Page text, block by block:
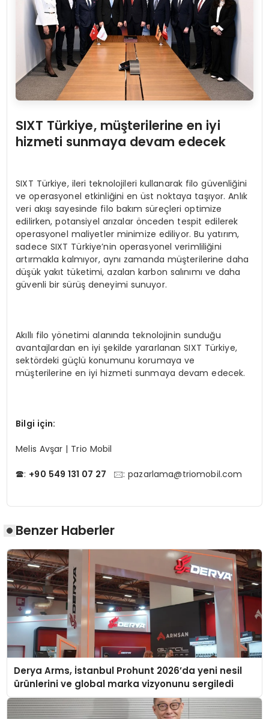
SIXT Türkiye, müşterilerine en iyi
hizmeti sunmaya devam edecek
SIXT Türkiye, ileri teknolojileri kullanarak filo güvenliğini
ve operasyonel etkinliğini en üst noktaya taşıyor. Anlık
veri akışı sayesinde filo bakım süreçleri optimize
edilirken, potansiyel arızalar önceden tespit edilerek
operasyonel maliyetler minimize ediliyor. Bu yatırım,
sadece SIXT Türkiye’nin operasyonel verimliliğini
artırmakla kalmıyor, aynı zamanda müşterilerine daha
düşük yakıt tüketimi, azalan karbon salınımı ve daha
güvenli bir sürüş deneyimi sunuyor.
Akıllı filo yönetimi alanında teknolojinin sunduğu
avantajlardan en iyi şekilde yararlanan SIXT Türkiye,
sektördeki güçlü konumunu korumaya ve
müşterilerine en iyi hizmeti sunmaya devam edecek.
Bilgi için:
Melis Avşar | Trio Mobil
🕿: +90 549 131 07 27 🖂:pazarlama@triomobil.com
Benzer Haberler
Derya Arms, İstanbul Prohunt 2026’da yeni nesil
ürünlerini ve global marka vizyonunu sergiledi